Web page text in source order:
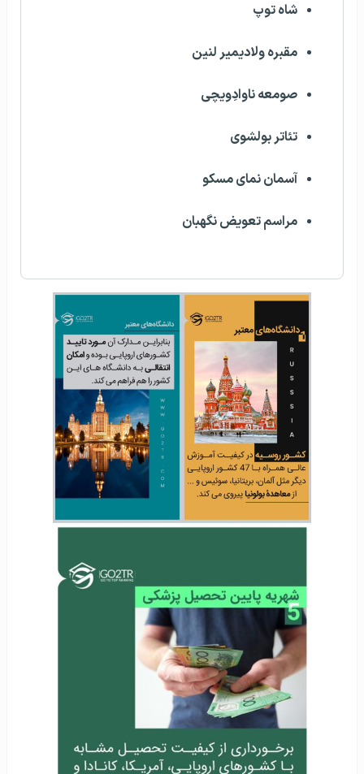
شاه توپ
مقبره ولادیمیر لنین
صومعه ناوادِویچی
تئاتر بولشوی
آسمان نمای مسکو
مراسم تعویض نگهبان